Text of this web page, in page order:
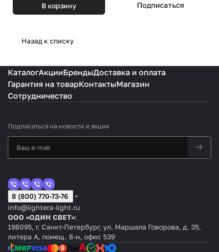
В корзину Подписаться
Назад к списку
КаталогАкцииБрендыДоставка и оплата
Гарантия на товарКонтактыМагазин
Сотрудничество
Подписаться на новости и акции
8 (800) 770-73-76
info@lightera-light.ru
ООО «ОДИН СВЕТ»:
198095, г. Санкт-Петербург, ул. Маршала Говорова, д. 35,
литера А, помещ. 8-н, офис 539